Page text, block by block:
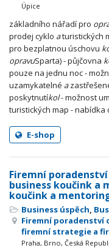
Úpice
základního nářadí pro
prodej cyklo aturistických
pro bezplatnou úschovu
opravuSparta) - půjčovna
pouze na jednu noc -
uzamykatelné a
poskytnutíkol- možnost
turistických map - nabídka
E-shop
Firemní
business koučink a
koučink a
Business úspěch,
Firemní poradenství
firemní strategie a
Praha, Brno, Česká